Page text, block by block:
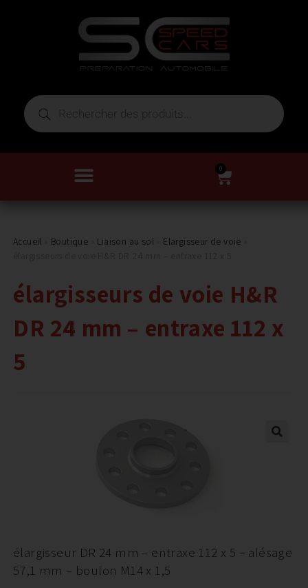
0
Accueil Boutique Liaison au sol Elargisseur de voie
élargisseurs de voie H&R
DR 24 mm – entraxe 112 x
5
élargisseur DR 24 mm – entraxe 112 x 5 – alésage
57,1 mm – boulon M14 x 1,5